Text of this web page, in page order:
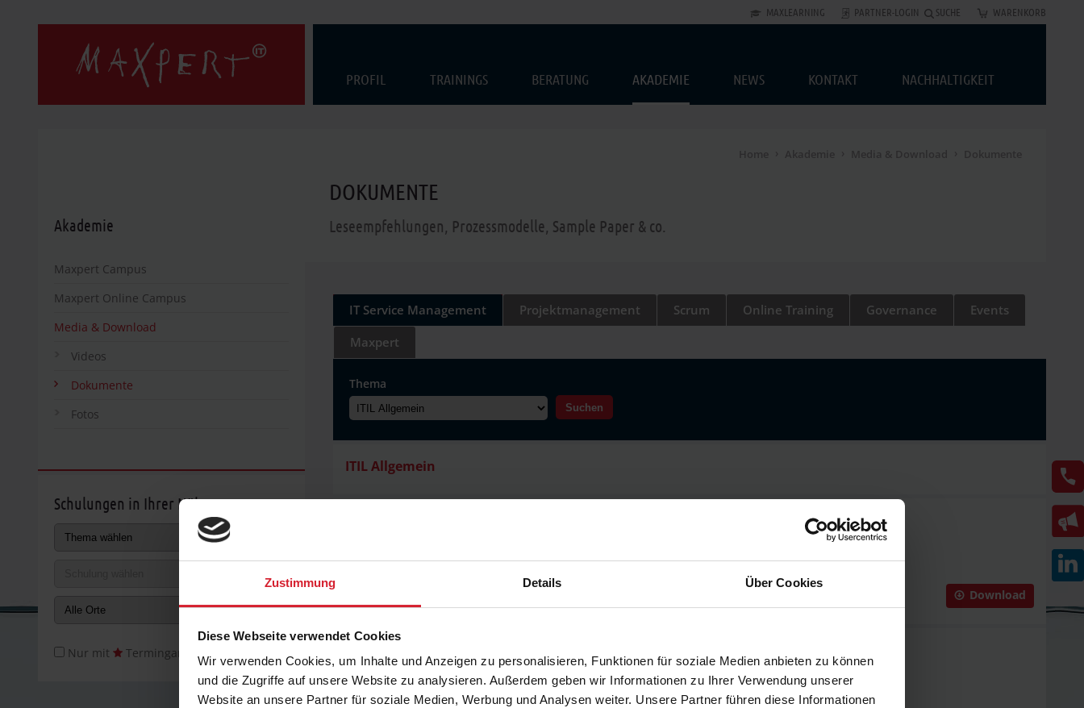
Zustimmung Details Über Cookies
Diese Webseite verwendet Cookies
Wir verwenden Cookies, um Inhalte und Anzeigen zu personalisieren, Funktionen für soziale Medien anbieten zu können
und die Zugriffe auf unsere Website zu analysieren. Außerdem geben wir Informationen zu Ihrer Verwendung unserer
Website an unsere Partner für soziale Medien, Werbung und Analysen weiter. Unsere Partner führen diese Informationen
MAXLEARNING PARTNER-LOGIN SUCHE WARENKORB
PROFIL TRAININGS BERATUNG AKADEMIE NEWS KONTAKT NACHHALTIGKEIT
Akademie
Maxpert Campus
Maxpert Online Campus
Media & Download
Videos
Dokumente
Fotos
Schulungen in Ihrer Nähe
Nur mit Termingarantie
DOKUMENTE
Leseempfehlungen, Prozessmodelle, Sample Paper & co.
IT Service Management Projektmanagement Scrum Online Training Governance
Events
Maxpert
Thema
Suchen
ITIL Allgemein
pdf-Datei, 2.27 MB
Download
ITIL 2011 Prozessmodell (Deutsch)
Für die großen und kleinen Zusammenhänge von ITIL.
pdf-Datei, 840.23 KB